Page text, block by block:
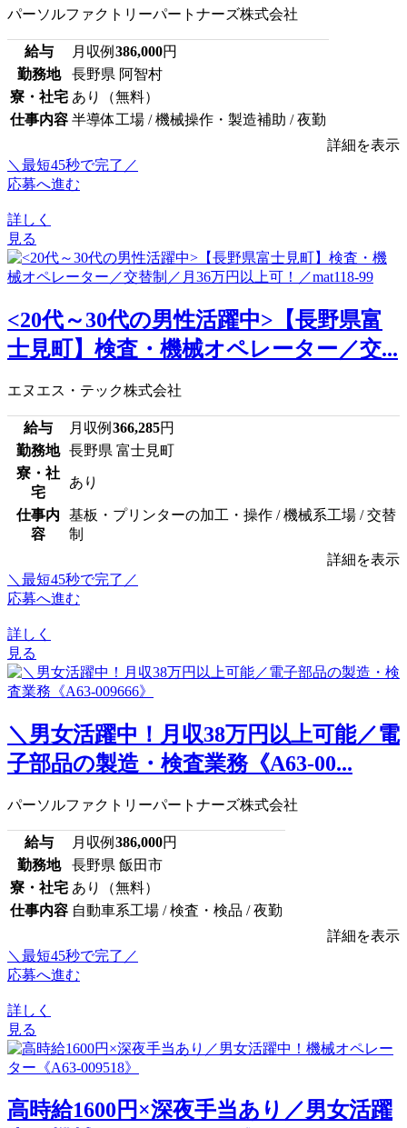
パーソルファクトリーパートナーズ株式会社
給与 月収例 386,000円
勤務地
長野県 阿智村
寮・社宅 あり（無料）
仕事内容 半導体工場 / 機械操作・製造補助 / 夜勤
詳細を表示
＼最短45秒で完了／
応募へ進む
詳しく
見る
<20代～30代の男性活躍中>【長野県富
士見町】検査・機械オペレーター／交...
エヌエス・テック株式会社
給与 月収例 366,285円
勤務地
長野県 富士見町
寮・社
宅
あり
仕事内
容
基板・プリンターの加工・操作 / 機械系工場 / 交替
制
詳細を表示
＼最短45秒で完了／
応募へ進む
詳しく
見る
＼男女活躍中！月収38万円以上可能／電
子部品の製造・検査業務《A63-00...
パーソルファクトリーパートナーズ株式会社
給与 月収例 386,000円
勤務地
長野県 飯田市
寮・社宅 あり（無料）
仕事内容 自動車系工場 / 検査・検品 / 夜勤
詳細を表示
＼最短45秒で完了／
応募へ進む
詳しく
見る
高時給1600円×深夜手当あり／男女活躍